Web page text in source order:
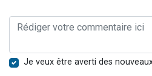
Je veux être averti des